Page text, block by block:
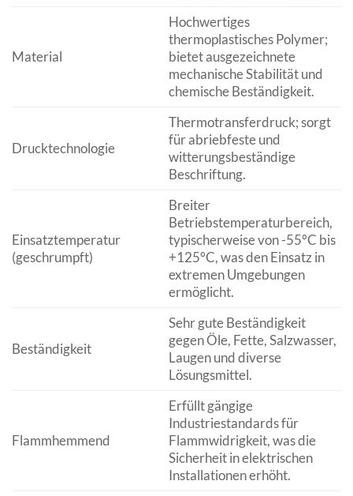
Material
Hochwertiges
thermoplastisches Polymer;
bietet ausgezeichnete
mechanische Stabilität und
chemische Beständigkeit.
Drucktechnologie
Thermotransferdruck; sorgt
für abriebfeste und
witterungsbeständige
Beschriftung.
Einsatztemperatur
(geschrumpft)
Breiter
Betriebstemperaturbereich,
typischerweise von -55°C bis
+125°C, was den Einsatz in
extremen Umgebungen
ermöglicht.
Beständigkeit
Sehr gute Beständigkeit
gegen Öle, Fette, Salzwasser,
Laugen und diverse
Lösungsmittel.
Flammhemmend
Erfüllt gängige
Industriestandards für
Flammwidrigkeit, was die
Sicherheit in elektrischen
Installationen erhöht.